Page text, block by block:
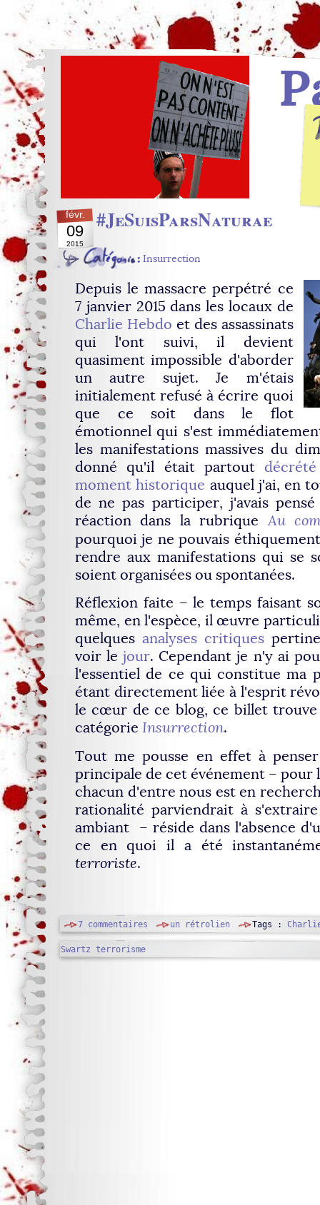
févr.
09
2015
#JeSuisParsNaturae
Insurrection
Depuis le massacre perpétré ce
7 janvier 2015 dans les locaux de
Charlie Hebdo et des assassinats
qui l'ont suivi, il devient
quasiment impossible d'aborder
un autre sujet. Je m'étais
initialement refusé à écrire quoi
que ce soit dans le flot
émotionnel qui s'est
les manifestations massives du
donné qu'il était partout décrété
moment historique auquel j'ai, en
de ne pas participer, j'avais
réaction dans la rubrique Au
pourquoi je ne pouvais
rendre aux manifestations qui se
soient organisées ou spontanées.
Réflexion faite – le temps faisant
même, en l'espèce, il œuvre
quelques analyses critiques
voir lejour. Cependant je n'y ai
l'essentiel de ce qui constitue ma
étant directement liée à l'esprit
le cœur de ce blog, ce billet trouve
catégorie Insurrection.
Tout me pousse en effet à
principale de cet événement – pour
chacun d'entre nous est en
rationalité parviendrait à
ambiant – réside dans l'absence
ce en quoi il a été
terroriste.
7 commentaires un rétrolien Tags :
Swartz terrorisme